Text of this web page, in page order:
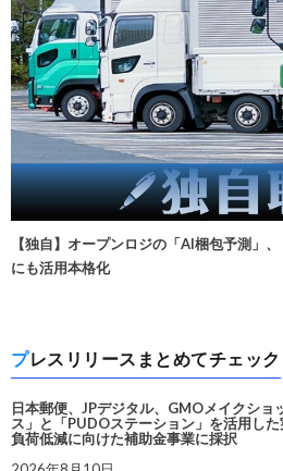
【独自】オープンロジの「AI梱包予測」
にも活用本格化
プレスリリースまとめてチェック
日本郵便、JPデジタル、GMOメイクショ
ス」と「PUDOステーション」を活用し
負荷低減に向けた補助金事業に採択